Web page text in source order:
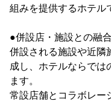
組みを提供するホテル
●併設店・施設との融合
併設される施設や近隣
成し、ホテルならでは
ます。
常設店舗とコラボレー